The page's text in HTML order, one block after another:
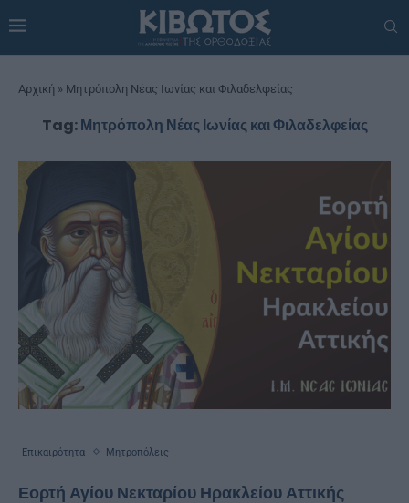
Αρχική » Μητρόπολη Νέας Ιωνίας και Φιλαδελφείας
Tag:Μητρόπολη Νέας Ιωνίας και Φιλαδελφείας
Επικαιρότητα Μητροπόλεις
Εορτή Αγίου Νεκταρίου Ηρακλείου Αττικής